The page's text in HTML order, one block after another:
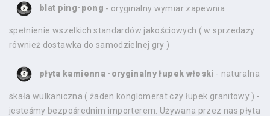
blat ping-pong - oryginalny wymiar zapewnia
spełnienie wszelkich standardów jakościowych ( w sprzedaży
również dostawka do samodzielnej gry )
płyta kamienna -oryginalny łupek włoski - naturalna
skała wulkaniczna ( żaden konglomerat czy łupek granitowy ) -
jesteśmy bezpośrednim importerem. Używana przez nas płyta